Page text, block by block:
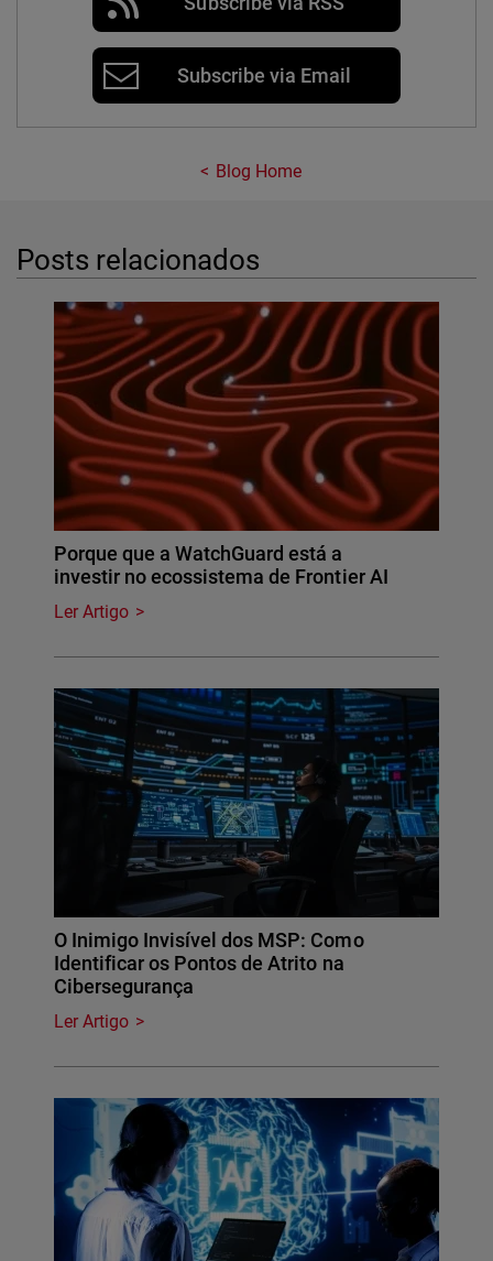
Subscribe via Email
Blog Home
Posts relacionados
Porque que a WatchGuard está a
investir no ecossistema de Frontier AI
Ler Artigo
O Inimigo Invisível dos MSP: Como
Identificar os Pontos de Atrito na
Cibersegurança
Ler Artigo